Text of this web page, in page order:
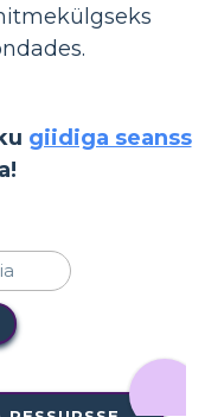
giidiga seanss